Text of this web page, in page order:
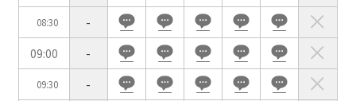
08:30
-
09:00
-
09:30
-
WEBからのお問合せ
お問合せフォーム
面積